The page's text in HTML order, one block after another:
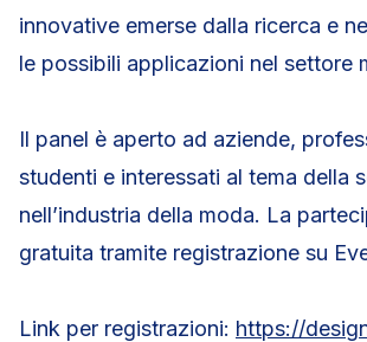
innovative emerse dalla ricerca e
le possibili applicazioni nel settore
Il panel è aperto ad aziende,
studenti e interessati al tema della
nell’industria della moda. La
gratuita tramite registrazione su
Link per registrazioni: https://